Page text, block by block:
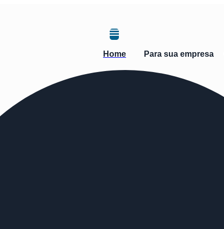
Home Para sua empresa